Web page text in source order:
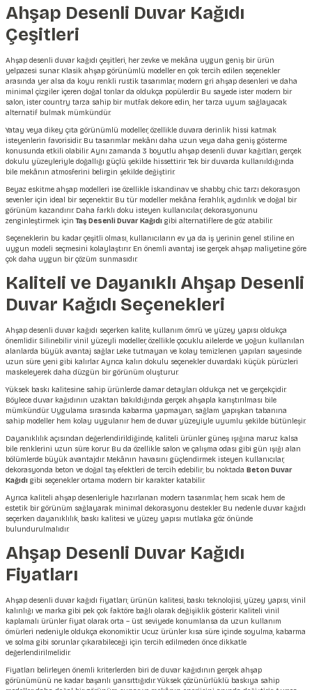
Ahşap Desenli Duvar Kağıdı
Çeşitleri
Ahşap desenli duvar kağıdı çeşitleri, her zevke ve mekâna uygun geniş bir ürün
yelpazesi sunar. Klasik ahşap görünümlü modeller en çok tercih edilen seçenekler
arasında yer alsa da koyu renkli rustik tasarımlar, modern gri ahşap desenleri ve daha
minimal çizgiler içeren doğal tonlar da oldukça popülerdir. Bu sayede ister modern bir
salon, ister country tarza sahip bir mutfak dekore edin, her tarza uyum sağlayacak
alternatif bulmak mümkündür.
Yatay veya dikey çıta görünümlü modeller, özellikle duvara derinlik hissi katmak
isteyenlerin favorisidir. Bu tasarımlar mekânı daha uzun veya daha geniş gösterme
konusunda etkili olabilir. Aynı zamanda 3 boyutlu ahşap desenli duvar kağıtları, gerçek
dokulu yüzeyleriyle doğallığı güçlü şekilde hissettirir. Tek bir duvarda kullanıldığında
bile mekânın atmosferini belirgin şekilde değiştirir.
Beyaz eskitme ahşap modelleri ise özellikle İskandinav ve shabby chic tarzı dekorasyon
sevenler için ideal bir seçenektir. Bu tür modeller mekâna ferahlık, aydınlık ve doğal bir
görünüm kazandırır. Daha farklı doku isteyen kullanıcılar, dekorasyonunu
zenginleştirmek içinTaş Desenli Duvar Kağıdı gibi alternatiflere de göz atabilir.
Seçeneklerin bu kadar çeşitli olması, kullanıcıların ev ya da iş yerinin genel stiline en
uygun modeli seçmesini kolaylaştırır. En önemli avantaj ise gerçek ahşap maliyetine göre
çok daha uygun bir çözüm sunmasıdır.
Kaliteli ve Dayanıklı Ahşap Desenli
Duvar Kağıdı Seçenekleri
Ahşap desenli duvar kağıdı seçerken kalite, kullanım ömrü ve yüzey yapısı oldukça
önemlidir. Silinebilir vinil yüzeyli modeller, özellikle çocuklu ailelerde ve yoğun kullanılan
alanlarda büyük avantaj sağlar. Leke tutmayan ve kolay temizlenen yapıları sayesinde
uzun süre yeni gibi kalırlar. Ayrıca kalın dokulu seçenekler duvardaki küçük pürüzleri
maskeleyerek daha düzgün bir görünüm oluşturur.
Yüksek baskı kalitesine sahip ürünlerde damar detayları oldukça net ve gerçekçidir.
Böylece duvar kağıdının uzaktan bakıldığında gerçek ahşapla karıştırılması bile
mümkündür. Uygulama sırasında kabarma yapmayan, sağlam yapışkan tabanına
sahip modeller hem kolay uygulanır hem de duvar yüzeyiyle uyumlu şekilde bütünleşir.
Dayanıklılık açısından değerlendirildiğinde, kaliteli ürünler güneş ışığına maruz kalsa
bile renklerini uzun süre korur. Bu da özellikle salon ve çalışma odası gibi gün ışığı alan
bölümlerde büyük avantajdır. Mekânın havasını güçlendirmek isteyen kullanıcılar,
dekorasyonda beton ve doğal taş efektleri de tercih edebilir; bu noktada Beton Duvar
Kağıdı gibi seçenekler ortama modern bir karakter katabilir.
Ayrıca kaliteli ahşap desenleriyle hazırlanan modern tasarımlar, hem sıcak hem de
estetik bir görünüm sağlayarak minimal dekorasyonu destekler. Bu nedenle duvar kağıdı
seçerken dayanıklılık, baskı kalitesi ve yüzey yapısı mutlaka göz önünde
bulundurulmalıdır.
Ahşap Desenli Duvar Kağıdı
Fiyatları
Ahşap desenli duvar kağıdı fiyatları; ürünün kalitesi, baskı teknolojisi, yüzey yapısı, vinil
kalınlığı ve marka gibi pek çok faktöre bağlı olarak değişiklik gösterir. Kaliteli vinil
kaplamalı ürünler fiyat olarak orta – üst seviyede konumlansa da uzun kullanım
ömürleri nedeniyle oldukça ekonomiktir. Ucuz ürünler kısa süre içinde soyulma, kabarma
ve solma gibi sorunlar çıkarabileceği için tercih edilmeden önce dikkatle
değerlendirilmelidir.
Fiyatları belirleyen önemli kriterlerden biri de duvar kağıdının gerçek ahşap
görünümünü ne kadar başarılı yansıttığıdır. Yüksek çözünürlüklü baskıya sahip